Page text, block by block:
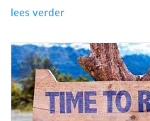
lees verder